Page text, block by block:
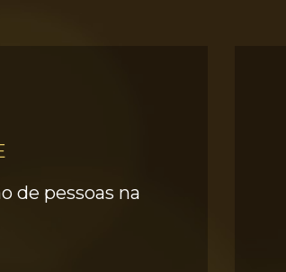
de pessoas na